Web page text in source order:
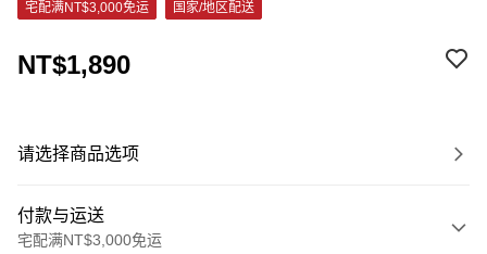
宅配满NT$3,000免运 国家/地区配送
NT$1,890
请选择商品选项
付款与运送
宅配满NT$3,000免运